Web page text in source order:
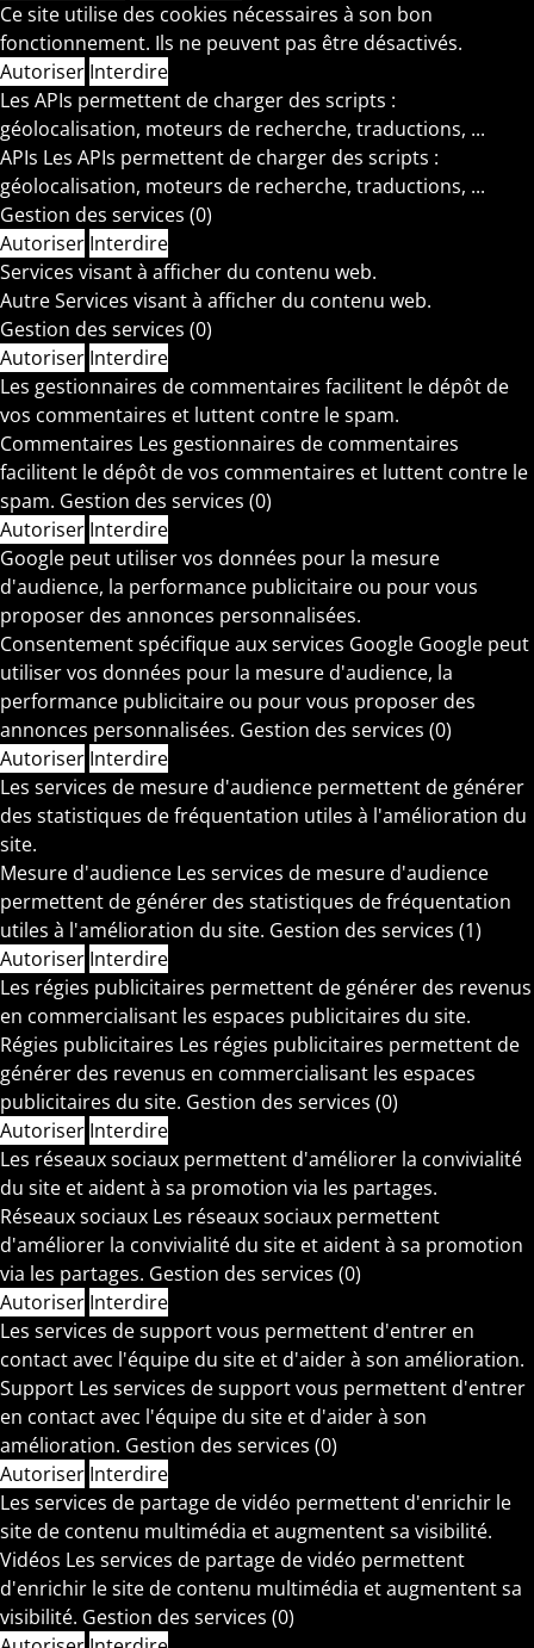
Ce site utilise des cookies nécessaires à son bon
fonctionnement. Ils ne peuvent pas être désactivés.
Autoriser Interdire
Les APIs permettent de charger des scripts :
géolocalisation, moteurs de recherche, traductions, ...
APIs Les APIs permettent de charger des scripts :
géolocalisation, moteurs de recherche, traductions, ...
Gestion des services (0)
Autoriser Interdire
Services visant à afficher du contenu web.
AutreServices visant à afficher du contenu web.
Gestion des services (0)
Autoriser Interdire
Les gestionnaires de commentaires facilitent le dépôt de
vos commentaires et luttent contre le spam.
Commentaires Les gestionnaires de commentaires
facilitent le dépôt de vos commentaires et luttent contre le
spam. Gestion des services (0)
Autoriser Interdire
Google peut utiliser vos données pour la mesure
d'audience, la performance publicitaire ou pour vous
proposer des annonces personnalisées.
Consentement spécifique aux services Google Google peut
utiliser vos données pour la mesure d'audience, la
performance publicitaire ou pour vous proposer des
annonces personnalisées. Gestion des services (0)
Autoriser Interdire
Les services de mesure d'audience permettent de générer
des statistiques de fréquentation utiles à l'amélioration du
site.
Mesure d'audience Les services de mesure d'audience
permettent de générer des statistiques de fréquentation
utiles à l'amélioration du site. Gestion des services (1)
Autoriser Interdire
Les régies publicitaires permettent de générer des revenus
en commercialisant les espaces publicitaires du site.
Régies publicitaires Les régies publicitaires permettent de
générer des revenus en commercialisant les espaces
publicitaires du site. Gestion des services (0)
Autoriser Interdire
Les réseaux sociaux permettent d'améliorer la convivialité
du site et aident à sa promotion via les partages.
Réseaux sociaux Les réseaux sociaux permettent
d'améliorer la convivialité du site et aident à sa promotion
via les partages. Gestion des services (0)
Autoriser Interdire
Les services de support vous permettent d'entrer en
contact avec l'équipe du site et d'aider à son amélioration.
Support Les services de support vous permettent d'entrer
en contact avec l'équipe du site et d'aider à son
amélioration. Gestion des services (0)
Autoriser Interdire
Les services de partage de vidéo permettent d'enrichir le
site de contenu multimédia et augmentent sa visibilité.
Vidéos Les services de partage de vidéo permettent
d'enrichir le site de contenu multimédia et augmentent sa
visibilité. Gestion des services (0)